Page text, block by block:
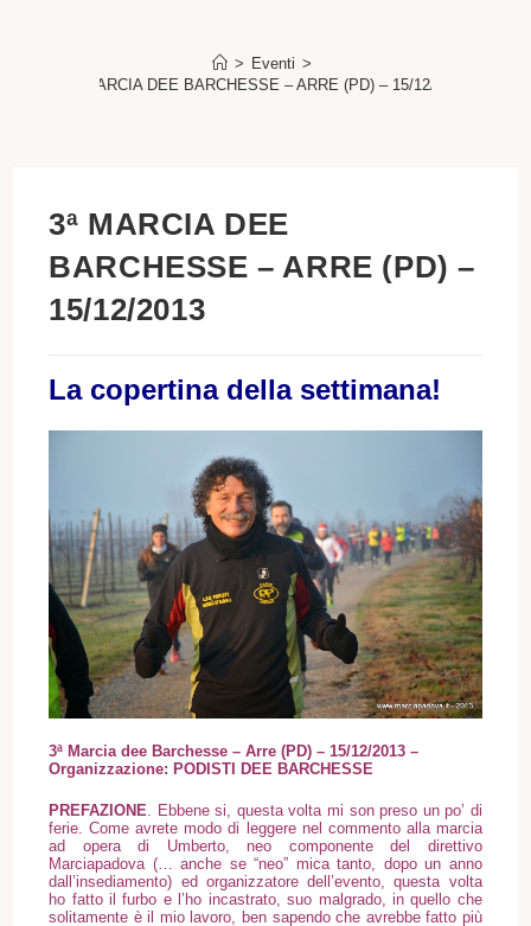
> Eventi >
3ª MARCIA DEE BARCHESSE – ARRE (PD) – 15/12/2013
3ª MARCIA DEE
BARCHESSE – ARRE (PD) –
15/12/2013
La copertina della settimana!
3ª Marcia dee Barchesse – Arre (PD)– 15/12/2013 –
Organizzazione: PODISTI DEE BARCHESSE
PREFAZIONE . Ebbene si, questa volta mi son preso un po’ di
ferie. Come avrete modo di leggere nel commento alla marcia
ad opera di Umberto, neo componente del direttivo
Marciapadova (… anche se “neo” mica tanto, dopo un anno
dall’insediamento) ed organizzatore dell’evento, questa volta
ho fatto il furbo e l’ho incastrato, suo malgrado, in quello che
solitamente è il mio lavoro, ben sapendo che avrebbe fatto più